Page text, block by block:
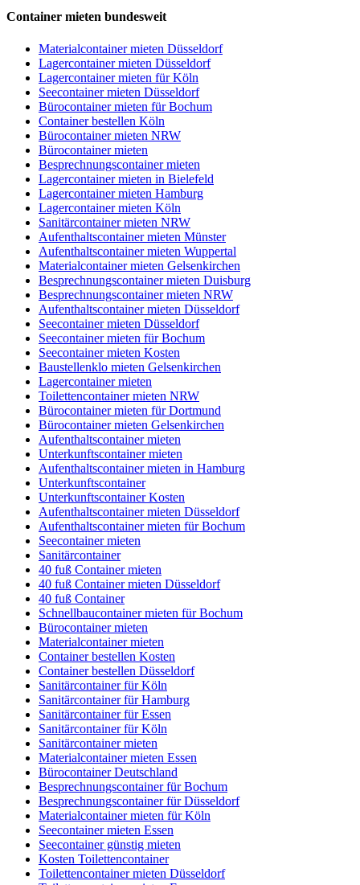
Container mieten bundesweit
Materialcontainer mieten Düsseldorf
Lagercontainer mieten Düsseldorf
Lagercontainer mieten für Köln
Seecontainer mieten Düsseldorf
Bürocontainer mieten für Bochum
Container bestellen Köln
Bürocontainer mieten NRW
Bürocontainer mieten
Besprechnungscontainer mieten
Lagercontainer mieten in Bielefeld
Lagercontainer mieten Hamburg
Lagercontainer mieten Köln
Sanitärcontainer mieten NRW
Aufenthaltscontainer mieten Münster
Aufenthaltscontainer mieten Wuppertal
Materialcontainer mieten Gelsenkirchen
Besprechnungscontainer mieten Duisburg
Besprechnungscontainer mieten NRW
Aufenthaltscontainer mieten Düsseldorf
Seecontainer mieten Düsseldorf
Seecontainer mieten für Bochum
Seecontainer mieten Kosten
Baustellenklo mieten Gelsenkirchen
Lagercontainer mieten
Toilettencontainer mieten NRW
Bürocontainer mieten für Dortmund
Bürocontainer mieten Gelsenkirchen
Aufenthaltscontainer mieten
Unterkunftscontainer mieten
Aufenthaltscontainer mieten in Hamburg
Unterkunftscontainer
Unterkunftscontainer Kosten
Aufenthaltscontainer mieten Düsseldorf
Aufenthaltscontainer mieten für Bochum
Seecontainer mieten
Sanitärcontainer
40 fuß Container mieten
40 fuß Container mieten Düsseldorf
40 fuß Container
Schnellbaucontainer mieten für Bochum
Bürocontainer mieten
Materialcontainer mieten
Container bestellen Kosten
Container bestellen Düsseldorf
Sanitärcontainer für Köln
Sanitärcontainer für Hamburg
Sanitärcontainer für Essen
Sanitärcontainer für Köln
Sanitärcontainer mieten
Materialcontainer mieten Essen
Bürocontainer Deutschland
Besprechnungscontainer für Bochum
Besprechnungscontainer für Düsseldorf
Materialcontainer mieten für Köln
Seecontainer mieten Essen
Seecontainer günstig mieten
Kosten Toilettencontainer
Toilettencontainer mieten Düsseldorf